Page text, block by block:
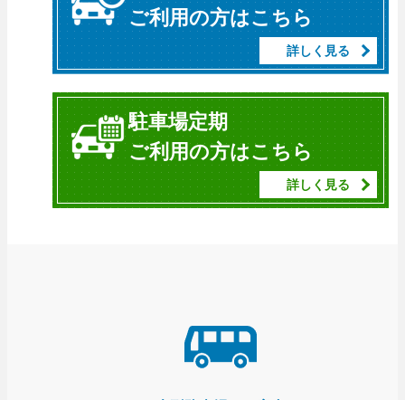
ご利用の方はこちら
詳しく見る
駐車場定期
ご利用の方はこちら
詳しく見る